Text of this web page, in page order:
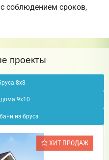
соблюдением сроков,
проекты
8х8
9х10
из бруса
ХИТ ПРОДАЖ